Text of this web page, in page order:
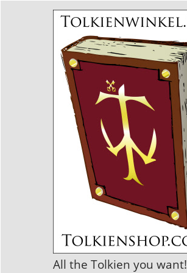
All the Tolkien you want!